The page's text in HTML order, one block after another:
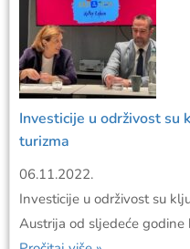
Investicije u održivost su
turizma
06.11.2022.
Investicije u održivost su
Austrija od sljedeće godine